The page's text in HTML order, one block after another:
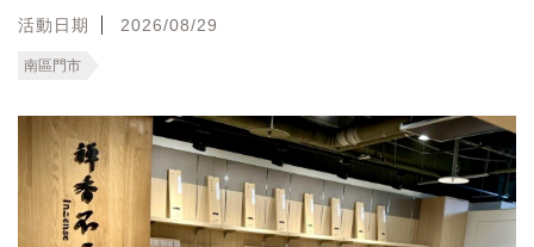
活動日期 2026/08/29
南區門市